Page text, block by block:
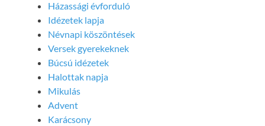
Házassági évforduló
Idézetek lapja
Névnapi köszöntések
Versek gyerekeknek
Búcsú idézetek
Halottak napja
Mikulás
Advent
Karácsony